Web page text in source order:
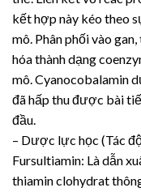
kết hợp này kéo theo
mô. Phân phối vào
hóa thành dạng
mô. Cyanocobalamin
đã hấp thu được bài
đầu.
– Dược lực học (Tác
Fursultiamin: Là dẫn
thiamin clohydrat